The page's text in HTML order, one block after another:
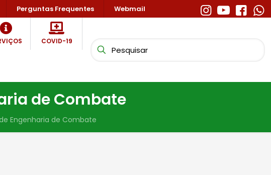
Perguntas Frequentes Webmail
COVID-19
de Combate
Engenharia de Combate